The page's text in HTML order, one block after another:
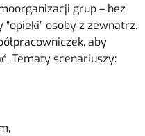
grup – bez
osoby z zewnątrz.
aby
Tematy scenariuszy: